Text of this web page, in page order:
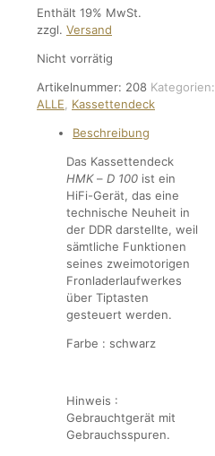
Enthält 19% MwSt.
zzgl. Versand
Nicht vorrätig
Artikelnummer: 208 Kategorien:
ALLE
Kassettendeck
Beschreibung
Das Kassettendeck
HMK– D 100 ist ein
HiFi-Gerät, das eine
technische Neuheit in
der DDR darstellte, weil
sämtliche Funktionen
seines zweimotorigen
Fronladerlaufwerkes
über Tiptasten
gesteuert werden.
Farbe : schwarz
Hinweis :
Gebrauchtgerät mit
Gebrauchsspuren.